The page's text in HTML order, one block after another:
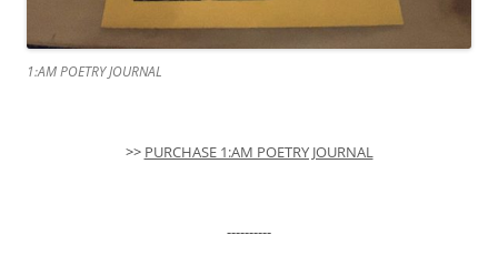
1:AM POETRY JOURNAL
>> PURCHASE 1:AM POETRY JOURNAL
----------